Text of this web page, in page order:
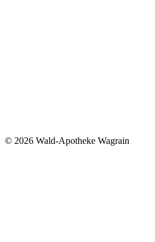
© 2026 Wald-Apotheke Wagrain